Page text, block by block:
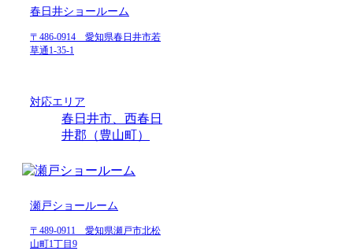
春日井ショールーム
〒486-0914 愛知県春日井市若
草通1-35-1
対応エリア
春日井市、西春日
井郡（豊山町）
瀬戸ショールーム
〒489-0911 愛知県瀬戸市北松
山町1丁目9